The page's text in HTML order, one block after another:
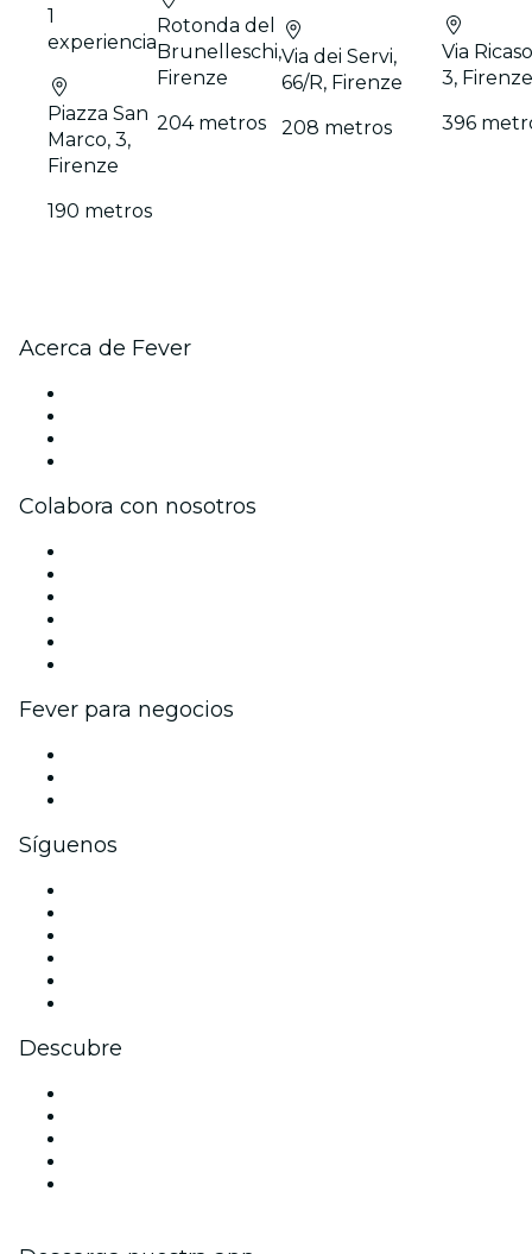
1
experiencia
Piazza San
Marco, 3,
Firenze
190 metros
Rotonda del
Brunelleschi,
Firenze
204 metros
Via dei Servi,
66/R, Firenze
208 metros
Via
3, Firenze
396
Acerca de Fever
Colabora con nosotros
Fever para negocios
Síguenos
Descubre